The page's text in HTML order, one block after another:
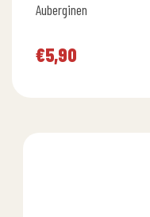
mit5.00
von 5
Auberginen
€5,90